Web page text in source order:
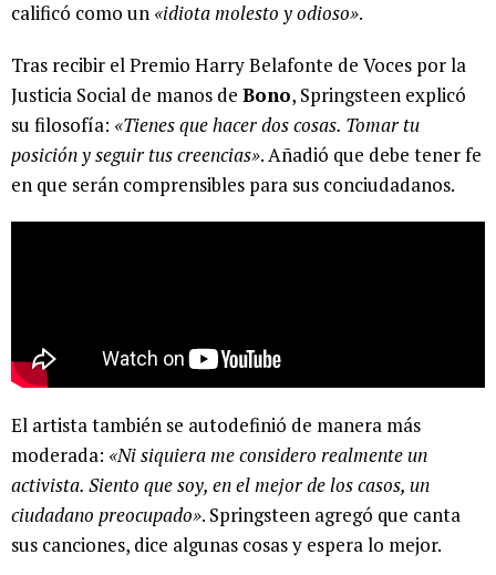
calificó como un «idiota molesto y odioso».
Tras recibir el Premio Harry Belafonte de Voces por la
Justicia Social de manos de Bono, Springsteen explicó
su filosofía: «Tienes que hacer dos cosas. Tomar tu
posición y seguir tus creencias». Añadió que debe tener fe
en que serán comprensibles para sus conciudadanos.
El artista también se autodefinió de manera más
moderada: «Ni siquiera me considero realmente un
activista. Siento que soy, en el mejor de los casos, un
ciudadano preocupado». Springsteen agregó que canta
sus canciones, dice algunas cosas y espera lo mejor.